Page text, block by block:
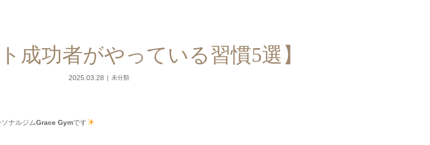
成功者がやっている習慣5選】
2025.03.28 未分類
ナルジムGrace Gymです